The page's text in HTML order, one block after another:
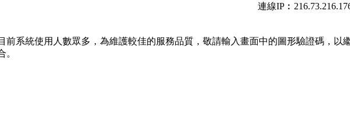
連線
前系統使用人數眾多，為維護較佳的服務品質，敬請輸入畫面中的圖形驗證碼，以
。